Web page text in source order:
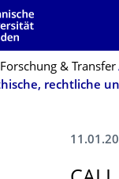
Menü
Forschung & Transfer